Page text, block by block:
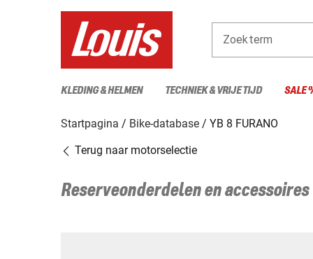
Zoekterm
KLEDING & HELMEN TECHNIEK & VRIJE TIJD SALE
Startpagina Bike-database
YB 8 FURANO
Terug naar motorselectie
Reserveonderdelen en